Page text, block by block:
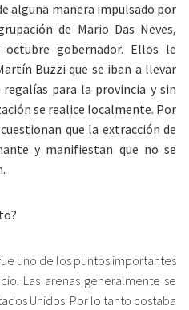
alguna manera impulsado por
de Mario Das Neves,
gobernador. Ellos le
Buzzi que se iban a llevar
para la provincia y sin
se realice localmente. Por
que la extracción de
y manifiestan que no se
uno de los puntos importantes
Las arenas generalmente se
Unidos. Por lo tanto costaba